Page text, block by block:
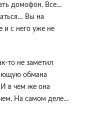
домофон. Все…
Вы на
и с него уже не
то не заметил
обмана
в чем же она
На самом деле…